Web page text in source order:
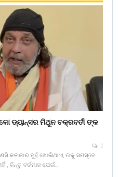
ଡ୍ୟାନ୍ସର ମିଥୁନ ଚକ୍ରବର୍ତୀ ଙ୍କ
0
କଳାକାର ମୁହଁ ଖୋଲିଥାଏ, ତାକୁ ସମସ୍ତେ
, କିନ୍ତୁ ବର୍ତମାନ ଯେଉଁ…